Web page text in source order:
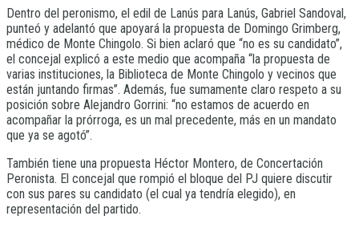
Dentro del peronismo, el edil de Lanús para Lanús, Gabriel Sandoval,
punteó y adelantó que apoyará la propuesta de Domingo Grimberg,
médico de Monte Chingolo. Si bien aclaró que “no es su candidato”,
el concejal explicó a este medio que acompaña “la propuesta de
varias instituciones, la Biblioteca de Monte Chingolo y vecinos que
están juntando firmas”. Además, fue sumamente claro respeto a su
posición sobre Alejandro Gorrini: “no estamos de acuerdo en
acompañar la prórroga, es un mal precedente, más en un mandato
que ya se agotó”.
También tiene una propuesta Héctor Montero, de Concertación
Peronista. El concejal que rompió el bloque del PJ quiere discutir
con sus pares su candidato (el cual ya tendría elegido), en
representación del partido.